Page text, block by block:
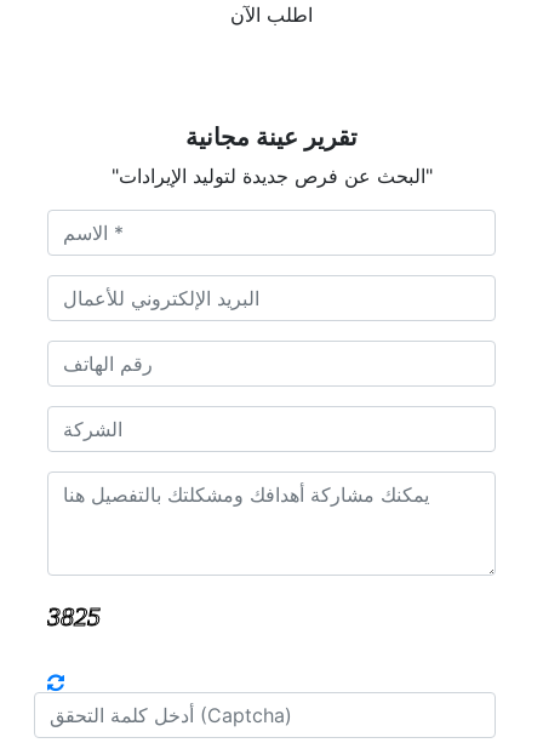
اطلب الآن
تقرير عينة مجانية
"البحث عن فرص جديدة لتوليد الإيرادات"